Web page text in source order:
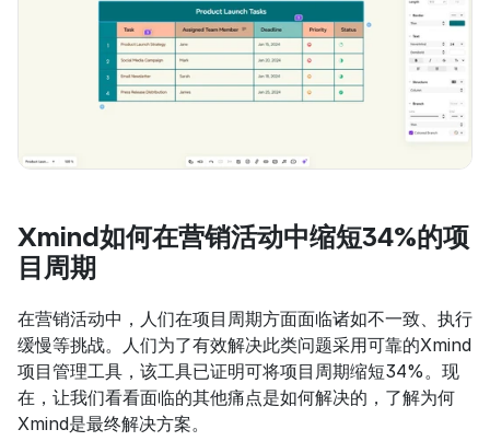
Xmind如何在营销活动中缩短34%的项
目周期
在营销活动中，人们在项目周期方面面临诸如不一致、执行
缓慢等挑战。人们为了有效解决此类问题采用可靠的Xmind
项目管理工具，该工具已证明可将项目周期缩短34%。现
在，让我们看看面临的其他痛点是如何解决的，了解为何
Xmind是最终解决方案。